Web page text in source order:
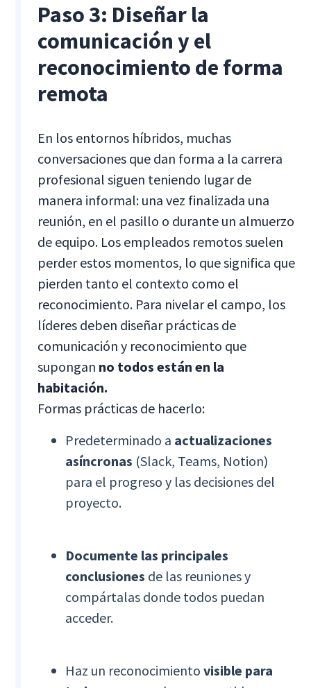
Paso 3: Diseñar la
comunicación y el
reconocimiento de forma
remota
En los entornos híbridos, muchas
conversaciones que dan forma a la carrera
profesional siguen teniendo lugar de
manera informal: una vez finalizada una
reunión, en el pasillo o durante un almuerzo
de equipo. Los empleados remotos suelen
perder estos momentos, lo que significa que
pierden tanto el contexto como el
reconocimiento. Para nivelar el campo, los
líderes deben diseñar prácticas de
comunicación y reconocimiento que
supongan no todos están en la
habitación.
Formas prácticas de hacerlo:
Predeterminado a actualizaciones
asíncronas (Slack, Teams, Notion)
para el progreso y las decisiones del
proyecto.
Documente las principales
conclusiones de las reuniones y
compártalas donde todos puedan
acceder.
Haz un reconocimientovisible para